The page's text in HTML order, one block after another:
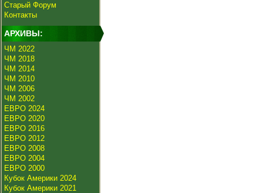
Старый Форум
Контакты
АРХИВЫ:
ЧМ 2022
ЧМ 2018
ЧМ 2014
ЧМ 2010
ЧМ 2006
ЧМ 2002
ЕВРО 2024
ЕВРО 2020
ЕВРО 2016
ЕВРО 2012
ЕВРО 2008
ЕВРО 2004
ЕВРО 2000
Кубок Америки 2024
Кубок Америки 2021